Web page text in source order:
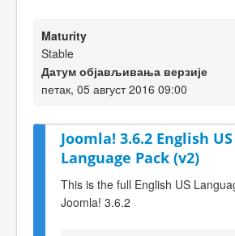
Maturity
Stable
Датум објављивања верзије
петак, 05 август 2016 09:00
Joomla! 3.6.2 English
Language Pack (v2)
This is the full English US
Joomla! 3.6.2